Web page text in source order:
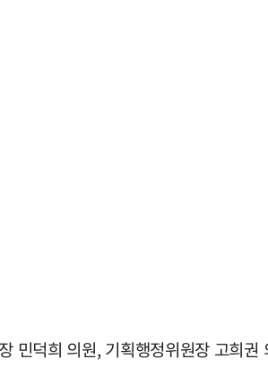
민덕희 의원, 기획행정위원장 고희권